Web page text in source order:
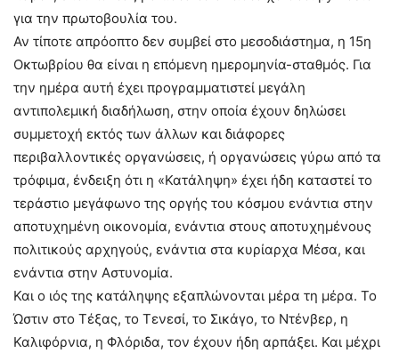
για την πρωτοβουλία του.
Αν τίποτε απρόοπτο δεν συμβεί στο μεσοδιάστημα, η 15η
Οκτωβρίου θα είναι η επόμενη ημερομηνία-σταθμός. Για
την ημέρα αυτή έχει προγραμματιστεί μεγάλη
αντιπολεμική διαδήλωση, στην οποία έχουν δηλώσει
συμμετοχή εκτός των άλλων και διάφορες
περιβαλλοντικές οργανώσεις, ή οργανώσεις γύρω από τα
τρόφιμα, ένδειξη ότι η «Κατάληψη» έχει ήδη καταστεί το
τεράστιο μεγάφωνο της οργής του κόσμου ενάντια στην
αποτυχημένη οικονομία, ενάντια στους αποτυχημένους
πολιτικούς αρχηγούς, ενάντια στα κυρίαρχα Μέσα, και
ενάντια στην Αστυνομία.
Και ο ιός της κατάληψης εξαπλώνονται μέρα τη μέρα. Το
Ώστιν στο Τέξας, το Τενεσί, το Σικάγο, το Ντένβερ, η
Καλιφόρνια, η Φλόριδα, τον έχουν ήδη αρπάξει. Και μέχρι